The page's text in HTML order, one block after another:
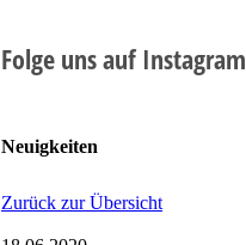
Folge uns auf Instagram
Neuigkeiten
Zurück zur Übersicht